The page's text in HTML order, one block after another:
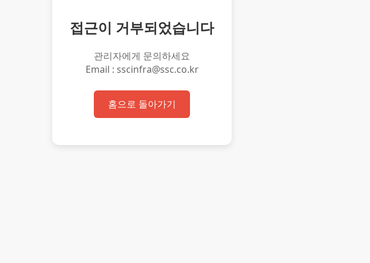
접근이 거부되었습니다
관리자에게 문의하세요
Email : sscinfra@ssc.co.kr
홈으로 돌아가기